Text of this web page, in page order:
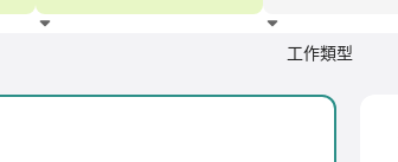
工作類型